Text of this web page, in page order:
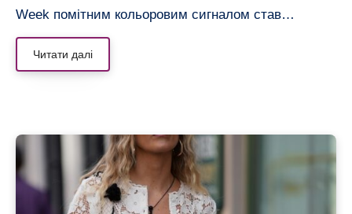
Week помітним кольоровим сигналом став…
Читати далі